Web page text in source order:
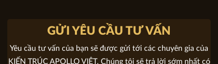
Mặt tiền: 13,5m